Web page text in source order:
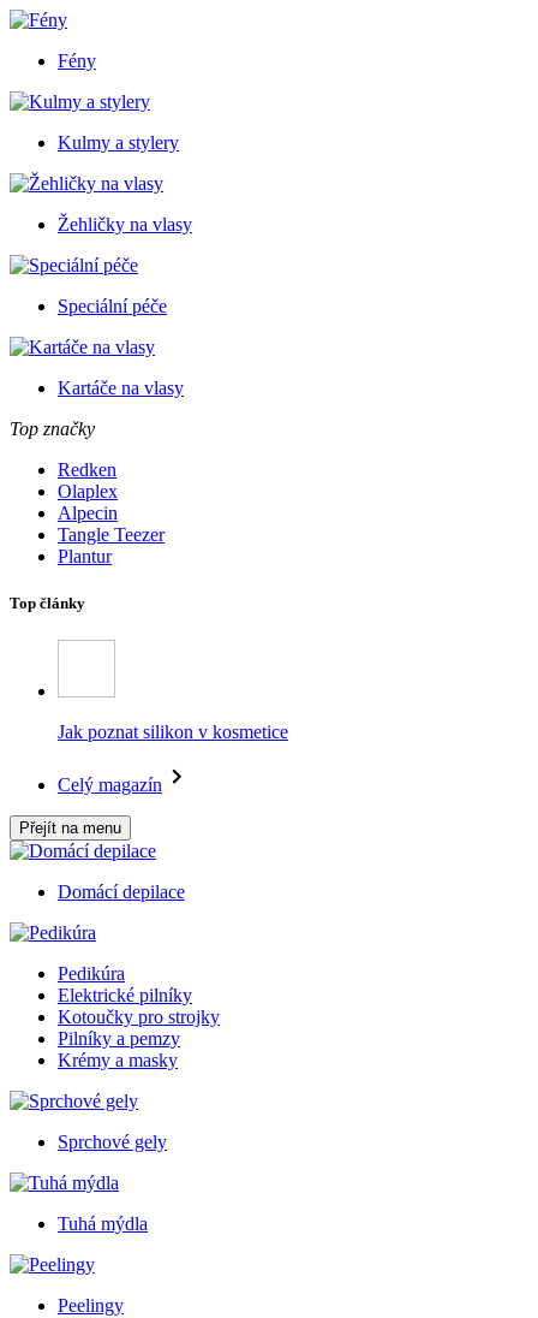
Fény
Kulmy a stylery
Žehličky na vlasy
Speciální péče
Kartáče na vlasy
Top značky
Redken
Olaplex
Alpecin
Tangle Teezer
Plantur
Top články
Jak poznat silikon v kosmetice
Celý magazín
Přejít na menu
Domácí depilace
Pedikúra
Elektrické pilníky
Kotoučky pro strojky
Pilníky a pemzy
Krémy a masky
Sprchové gely
Tuhá mýdla
Peelingy